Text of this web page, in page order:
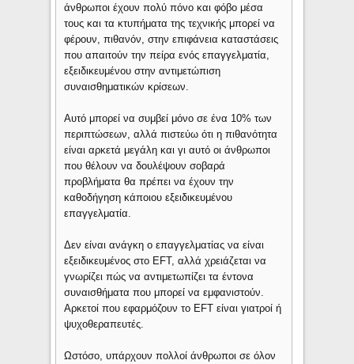
άνθρωποι έχουν πολύ πόνο και φόβο μέσα
τους και τα κτυπήματα της τεχνικής μπορεί να
φέρουν, πιθανόν, στην επιφάνεια καταστάσεις
που απαιτούν την πείρα ενός επαγγελματία,
εξειδικευμένου στην αντιμετώπιση
συναισθηματικών κρίσεων.
Αυτό μπορεί να συμβεί μόνο σε ένα 10% των
περιπτώσεων, αλλά πιστεύω ότι η πιθανότητα
είναι αρκετά μεγάλη και γι αυτό οι άνθρωποι
που θέλουν να δουλέψουν σοβαρά
προβλήματα θα πρέπει να έχουν την
καθοδήγηση κάποιου εξειδικευμένου
επαγγελματία.
Δεν είναι ανάγκη ο επαγγελματίας να είναι
εξειδικευμένος στο EFT, αλλά χρειάζεται να
γνωρίζει πώς να αντιμετωπίζει τα έντονα
συναισθήματα που μπορεί να εμφανιστούν.
Αρκετοί που εφαρμόζουν το EFT είναι γιατροί ή
ψυχοθεραπευτές.
Ωστόσο, υπάρχουν πολλοί άνθρωποι σε όλον